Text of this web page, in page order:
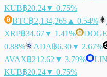
KUB฿20.24▼ 0.75%
BTC฿2,134,265 ▲ 0.54%
XRP฿34.67▼ 1.41% DOGE
0.88%
ADA฿6.30▼ 2.67%
AVAX฿212.62 ▼ 3.79%
KUB฿20.24▼ 0.75%